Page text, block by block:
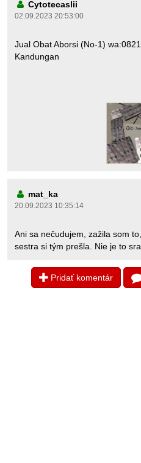
Cytotecaslii
02.09.2023 20:53:00
Jual Obat Aborsi (No-1)
Kandungan
mat_ka
20.09.2023 10:35:14
Ani sa nečudujem, zažila som
sestra si tým prešla. Nie je to
Pridať komentár